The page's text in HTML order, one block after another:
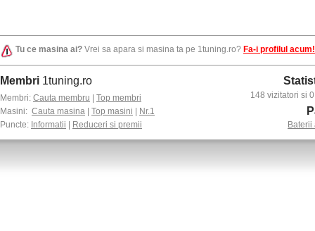
Tu ce masina ai? Vrei sa apara si masina ta pe 1tuning.ro? Fa-i profilul acum!
Membri 1tuning.ro
Membri: Cauta membru
Top membri
Masini: Cauta masina Top masini
Nr.1
Puncte: Informatii Reduceri si premii
148 vizitatori si